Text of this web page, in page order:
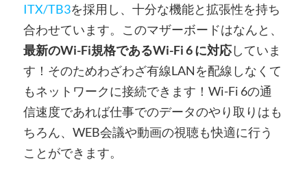
ITX/TB3を採用し、十分な機能と拡張性を持ち
合わせています。このマザーボードはなんと、
最新のWi-Fi規格であるWi-Fi 6 に対応していま
す！そのためわざわざ有線LANを配線しなくて
もネットワークに接続できます！Wi-Fi 6の通
信速度であれば仕事でのデータのやり取りはも
ちろん、WEB会議や動画の視聴も快適に行う
ことができます。